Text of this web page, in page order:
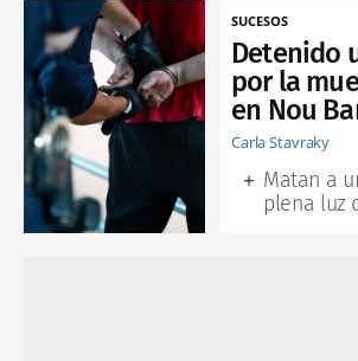
SUCESOS
Detenido
por la
en Nou
Carla Stavraky
Matan a
plena luz